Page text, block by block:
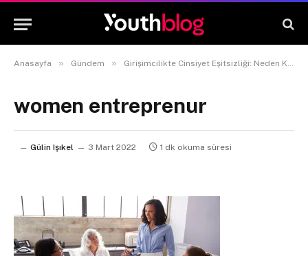
Anasayfa » Gündem » Girişimcilikte Cinsiyet Eşitsizliği: Neden Kadın Girişimci Sayısı Daha Az?
women entreprenur
Gülin Işıkel 3 Mart 2022 1 dk okuma süresi